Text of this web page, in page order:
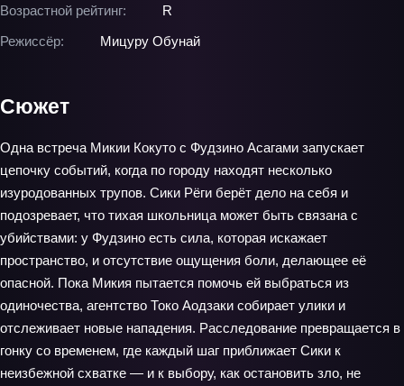
Возрастной рейтинг:
R
Режиссёр:
Мицуру Обунай
Сюжет
Одна встреча Микии Кокуто с Фудзино Асагами запускает
цепочку событий, когда по городу находят несколько
изуродованных трупов. Сики Рёги берёт дело на себя и
подозревает, что тихая школьница может быть связана с
убийствами: у Фудзино есть сила, которая искажает
пространство, и отсутствие ощущения боли, делающее её
опасной. Пока Микия пытается помочь ей выбраться из
одиночества, агентство Токо Аодзаки собирает улики и
отслеживает новые нападения. Расследование превращается в
гонку со временем, где каждый шаг приближает Сики к
неизбежной схватке — и к выбору, как остановить зло, не